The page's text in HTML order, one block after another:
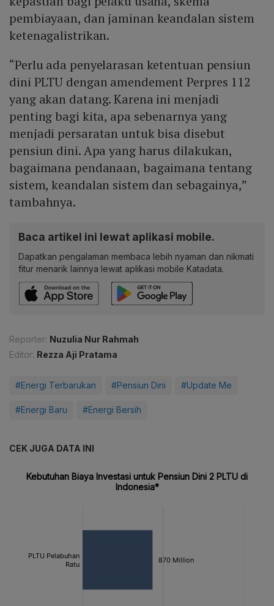
pembiayaan, dan jaminan keandalan sistem
ketenagalistrikan.
“Perlu ada penyelarasan ketentuan pensiun
dini PLTU dengan amendement Perpres 112
yang akan datang. Karena ini menjadi
penting bagi kita, apa sebenarnya yang
menjadi persaratan untuk bisa disebut
pensiun dini. Apa yang harus dilakukan,
bagaimana pendanaan, bagaimana tentang
sistem, keandalan sistem dan sebagainya,”
tambahnya.
Baca artikel ini lewat aplikasi mobile.
Dapatkan pengalaman membaca lebih nyaman dan nikmati
fitur menarik lainnya lewat aplikasi mobile Katadata.
Reporter: Nuzulia Nur Rahmah
Editor: Rezza Aji Pratama
#Energi Terbarukan #Pensiun Dini #Update Me
#Energi Baru #Energi Bersih
CEK JUGA DATA INI